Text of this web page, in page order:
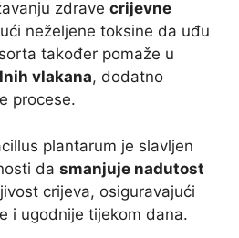
zdrave crijevne
neželjene toksine da uđu
također pomaže u
vlakana, dodatno
procese.
plantarum je slavljen
da smanjuje nadutost
crijeva, osiguravajući
i ugodnije tijekom dana.